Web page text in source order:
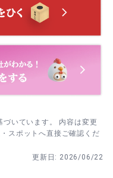
中は随時祈祷を受け付
、家族で参拝しやす
金色に染まり見応え十
日を選ぶと境内の静
殿前の大杉の順に回
。
いています。 内容は変更
スポットへ直接ご確認くだ
更新日: 2026/06/22